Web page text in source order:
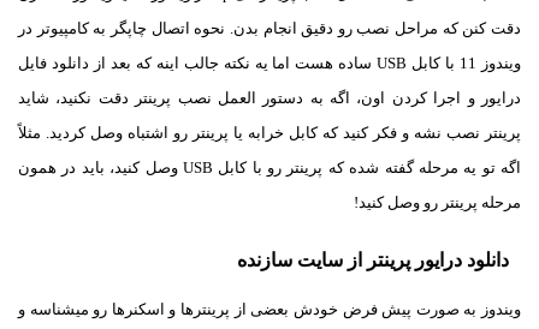
دقت کنن که مراحل نصب رو دقیق انجام بدن. نحوه اتصال چاپگر به کامپیوتر در
ویندوز 11 با کابل USB ساده هست اما یه نکته جالب اینه که بعد از دانلود فایل
درایور و اجرا کردن اون، اگه به دستور العمل نصب پرینتر دقت نکنید، شاید
پرینتر نصب نشه و فکر کنید که کابل خرابه یا پرینتر رو اشتباه وصل کردید. مثلاً
اگه تو یه مرحله گفته شده که پرینتر رو با کابل USB وصل کنید، باید در همون
مرحله پرینتر رو وصل کنید!
دانلود درایور پرینتر از سایت سازنده
ویندوز به صورت پیش فرض خودش بعضی از پرینترها و اسکنرها رو میشناسه و